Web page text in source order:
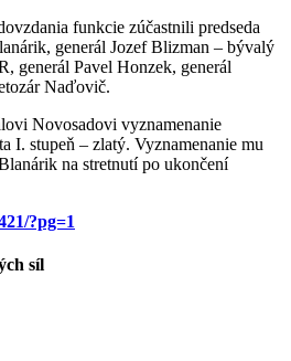
funkcie zúčastnili predseda
generál Jozef Blizman – bývalý
generál Pavel Honzek, generál
Naďovič.
Novosadovi vyznamenanie
I. stupeň – zlatý. Vyznamenanie mu
na stretnutí po ukončení
?pg=1
síl